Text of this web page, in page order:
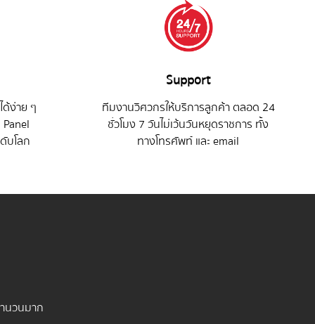
ด้ง่าย ๆ
บโลก
Support
ทีมงานวิศวกรให้บริการลูกค้า ตลอด 24
ชั่วโมง 7 วันไม่เว้นวันหยุดราชการ ทั้ง
ทางโทรศัพท์ และ email
นวนมาก